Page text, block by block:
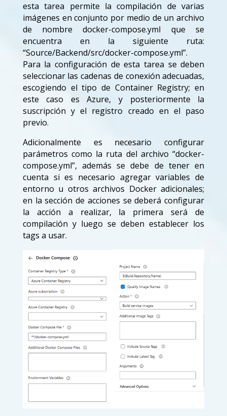
esta tarea permite la compilación de varias
imágenes en conjunto por medio de un archivo
de nombre docker-compose.yml que se
encuentra en la siguiente ruta:
“Source/Backend/src/docker-compose.yml”.
Para la configuración de esta tarea se deben
seleccionar las cadenas de conexión adecuadas,
escogiendo el tipo de Container Registry; en
este caso es Azure, y posteriormente la
suscripción y el registro creado en el paso
previo.
Adicionalmente es necesario configurar
parámetros como la ruta del archivo “docker-
compose.yml”, además se debe de tener en
cuenta si es necesario agregar variables de
entorno u otros archivos Docker adicionales;
en la sección de acciones se deberá configurar
la acción a realizar, la primera será de
compilación y luego se deben establecer los
tags a usar.